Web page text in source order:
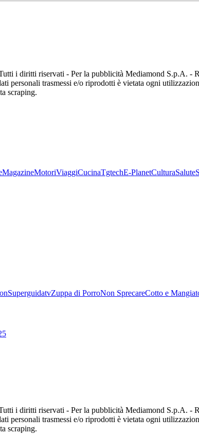
i diritti riservati - Per la pubblicità Mediamond S.p.A. -
personali trasmessi e/o riprodotti è vietata ogni
scraping.
MagazineMotoriViaggiCucinaTgtechE-PlanetCulturaSalute
SuperguidatvZuppa di PorroNon SprecareCotto e
i diritti riservati - Per la pubblicità Mediamond S.p.A. -
personali trasmessi e/o riprodotti è vietata ogni
scraping.